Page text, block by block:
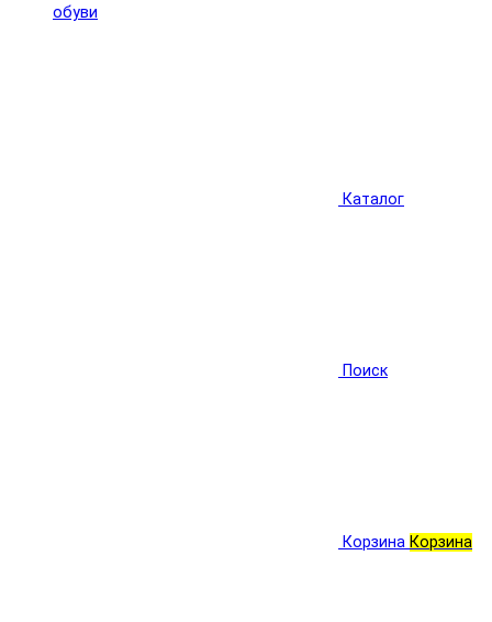
обуви
Каталог
Поиск
Корзина Корзина